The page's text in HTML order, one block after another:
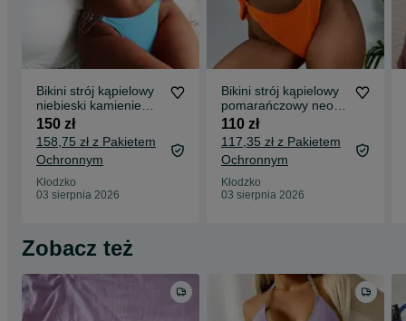
Bikini strój kąpielowy
niebieski kamienie
cyrkonie kryształki
150 zł
158,75 zł z Pakietem
Ochronnym
Kłodzko
03 sierpnia 2026
Bikini strój kąpielowy
pomarańczowy neon
m
110 zł
117,35 zł z Pakietem
Ochronnym
Kłodzko
03 sierpnia 2026
Zobacz też